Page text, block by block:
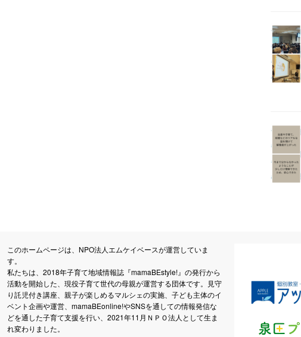
このホームページは、NPO法人エムケイベースが運営していま
す。
私たちは、2018年子育て地域情報誌『mamaBEstyle!』の発行から
活動を開始した、現役子育て世代の母親が運営する団体です。見守
り託児付き講座、親子が楽しめるマルシェの実施、子ども主体のイ
ベント企画や運営、mamaBEonline!やSNSを通しての情報発信な
どを通した子育て支援を行い、2021年11月ＮＰＯ法人として生ま
れ変わりました。